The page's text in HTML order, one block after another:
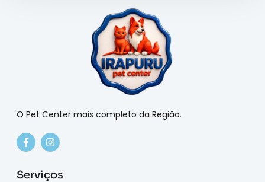
O Pet Center mais completo da Região.
Serviços